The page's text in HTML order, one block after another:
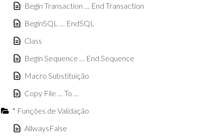
Begin Transaction … End Transaction
BeginSQL … EndSQL
Class
Begin Sequence … End Sequence
Macro Substituição
Copy File … To …
* Funções de Validação
AllwaysFalse